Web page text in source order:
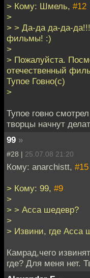
> Кому: Шмель, #12
>
> > Да-да да-да-
фильмы! :)
>
> Пожалуйста.
отечественный
Тупое Говно(с)
>
Тупое говно
творцы начнут
99 »
#28 | 25.07.08 21:20
Кому: anarchistt, #15
> Кому: 99, #9
>
> > Асса шедевр?
>
> Извини, где Асса
Камрад,чего
где? Для меня нет.